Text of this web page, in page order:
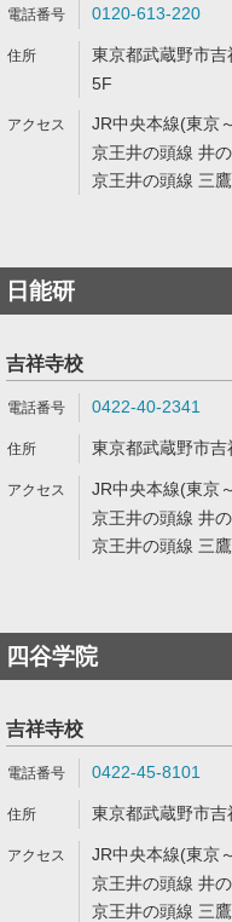
0120-613-220
東京都武蔵野市
5F
JR中央本線(東京
京王井の頭線 井
京王井の頭線 三
日能研
吉祥寺校
0422-40-2341
東京都武蔵野市
JR中央本線(東京
京王井の頭線 井
京王井の頭線 三
四谷学院
吉祥寺校
0422-45-8101
東京都武蔵野市
JR中央本線(東京
京王井の頭線 井
京王井の頭線 三